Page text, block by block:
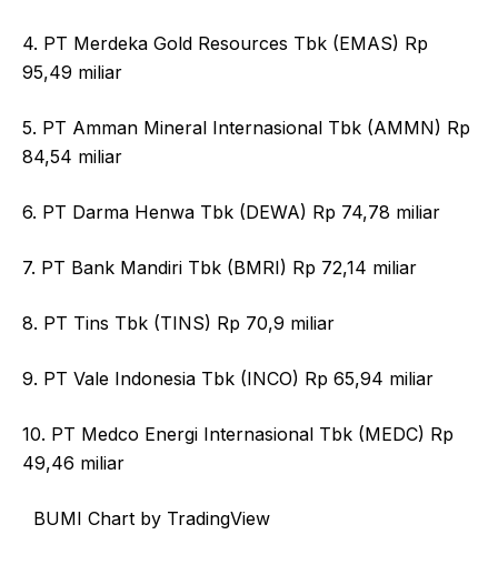
4. PT Merdeka Gold Resources Tbk (EMAS) Rp
95,49 miliar
5. PT Amman Mineral Internasional Tbk (AMMN) Rp
84,54 miliar
6. PT Darma Henwa Tbk (DEWA) Rp 74,78 miliar
7. PT Bank Mandiri Tbk (BMRI) Rp 72,14 miliar
8. PT Tins Tbk (TINS) Rp 70,9 miliar
9. PT Vale Indonesia Tbk (INCO) Rp 65,94 miliar
10. PT Medco Energi Internasional Tbk (MEDC) Rp
49,46 miliar
BUMI Chart by TradingView